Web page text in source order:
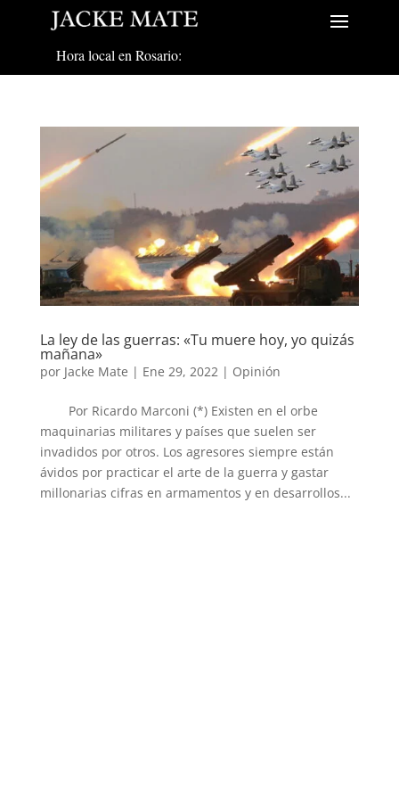
Hora local en Rosario:
La ley de las guerras: «Tu muere hoy, yo quizás
mañana»
por Jacke Mate | Ene 29, 2022| Opinión
Por Ricardo Marconi (*) Existen en el orbe
maquinarias militares y países que suelen ser
invadidos por otros. Los agresores siempre están
ávidos por practicar el arte de la guerra y gastar
millonarias cifras en armamentos y en desarrollos...